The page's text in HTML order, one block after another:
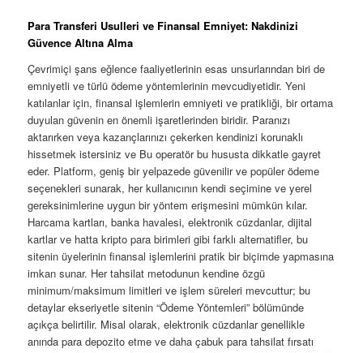
Para Transferi Usulleri ve Finansal Emniyet: Nakdinizi
Güvence Altına Alma
Çevrimiçi şans eğlence faaliyetlerinin esas unsurlarından biri de
emniyetli ve türlü ödeme yöntemlerinin mevcudiyetidir. Yeni
katılanlar için, finansal işlemlerin emniyeti ve pratikliği, bir ortama
duyulan güvenin en önemli işaretlerinden biridir. Paranızı
aktarırken veya kazançlarınızı çekerken kendinizi korunaklı
hissetmek istersiniz ve Bu operatör bu hususta dikkatle gayret
eder. Platform, geniş bir yelpazede güvenilir ve popüler ödeme
seçenekleri sunarak, her kullanıcının kendi seçimine ve yerel
gereksinimlerine uygun bir yöntem erişmesini mümkün kılar.
Harcama kartları, banka havalesi, elektronik cüzdanlar, dijital
kartlar ve hatta kripto para birimleri gibi farklı alternatifler, bu
sitenin üyelerinin finansal işlemlerini pratik bir biçimde yapmasına
imkan sunar. Her tahsilat metodunun kendine özgü
minimum/maksimum limitleri ve işlem süreleri mevcuttur; bu
detaylar ekseriyetle sitenin “Ödeme Yöntemleri” bölümünde
açıkça belirtilir. Misal olarak, elektronik cüzdanlar genellikle
anında para depozito etme ve daha çabuk para tahsilat fırsatı